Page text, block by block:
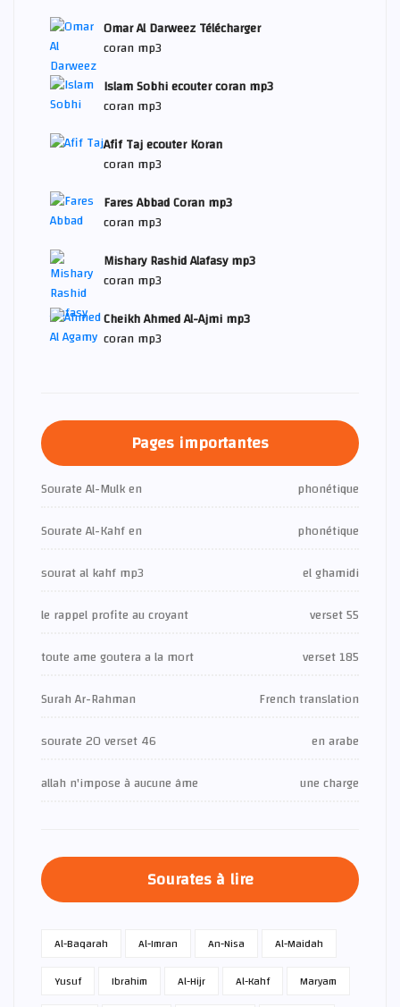
Omar Al Darweez Télécharger
coran mp3
Islam Sobhi ecouter coran mp3
coran mp3
Afif Taj ecouter Koran
coran mp3
Fares Abbad Coran mp3
coran mp3
Mishary Rashid Alafasy mp3
coran mp3
Cheikh Ahmed Al-Ajmi mp3
coran mp3
Pages importantes
Sourate Al-Mulk en
phonétique
Sourate Al-Kahf en
phonétique
sourat al kahf mp3
el ghamidi
le rappel profite au croyant
verset 55
toute ame goutera a la mort
verset 185
Surah Ar-Rahman
French translation
sourate 20 verset 46
en arabe
allah n'impose à aucune âme
une charge
Sourates à lire
Al-Baqarah Al-Imran An-Nisa
Al-Maidah
Yusuf
Ibrahim Al-Hijr Al-Kahf
Maryam